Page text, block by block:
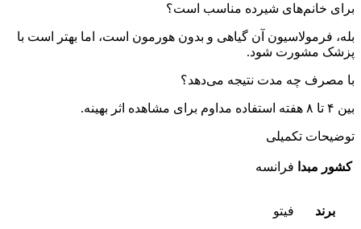
برای خانم‌های شیرده مناسب است؟
بله، فرمولاسیون آن گیاهی و بدون هورمون است، اما بهتر است با
پزشک مشورت شود.
با مصرف چه مدت نتیجه می‌دهد؟
بین ۴ تا ۸ هفته استفاده مداوم برای مشاهده اثر بهینه.
توضیحات تکمیلی
كشور مبدا فرانسه
برند فيتو